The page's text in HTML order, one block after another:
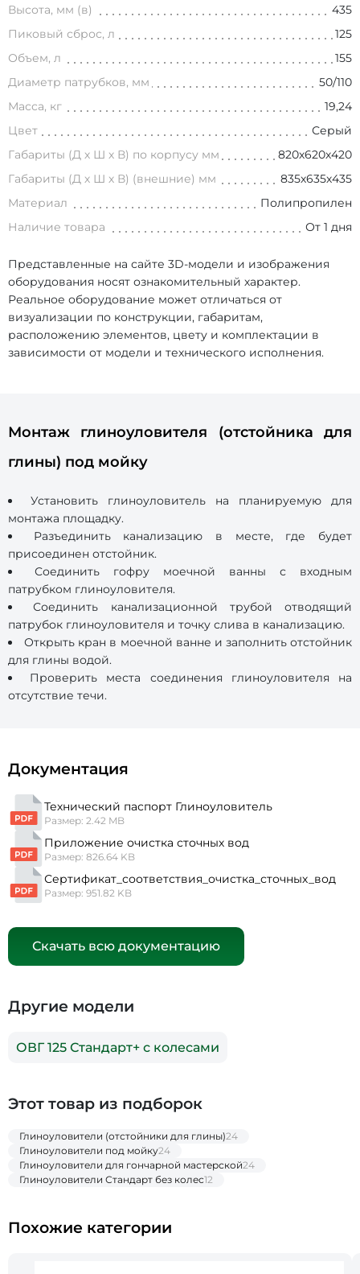
Высота, мм (в)
435
Пиковый сброс, л
125
Объем, л
155
Диаметр патрубков, мм
50/110
Масса, кг
19,24
Цвет
Серый
Габариты (Д х Ш х В) по корпусу мм
820х620х420
Габариты (Д х Ш х В) (внешние) мм
835х635х435
Материал
Полипропилен
Наличие товара
От 1 дня
Представленные на сайте 3D-модели и изображения
оборудования носят ознакомительный характер.
Реальное оборудование может отличаться от
визуализации по конструкции, габаритам,
расположению элементов, цвету и комплектации в
зависимости от модели и технического исполнения.
Монтаж глиноуловителя (отстойника для
глины) под мойку
Установить глиноуловитель на планируемую для
монтажа площадку.
Разъединить канализацию в месте, где будет
присоединен отстойник.
Соединить гофру моечной ванны с входным
патрубком глиноуловителя.
Соединить канализационной трубой отводящий
патрубок глиноуловителя и точку слива в канализацию.
Открыть кран в моечной ванне и заполнить отстойник
для глины водой.
Проверить места соединения глиноуловителя на
отсутствие течи.
Документация
Технический паспорт Глиноуловитель
Размер: 2.42 MB
Приложение очистка сточных вод
Размер: 826.64 KB
Сертификат_соответствия_очистка_сточных_вод
Размер: 951.82 KB
Скачать всю документацию
Другие модели
ОВГ 125 Стандарт+ с колесами
Этот товар из подборок
Глиноуловители (отстойники для глины)24
Глиноуловители под мойку24
Глиноуловители для гончарной мастерской24
Глиноуловители Стандарт без колес12
Похожие категории